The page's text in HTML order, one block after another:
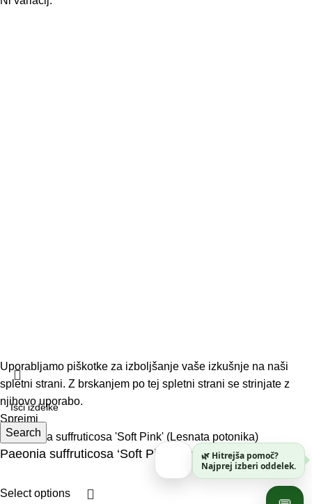
Search
Uporabljamo piškotke za izboljšanje vaše izkušnje na naši
spletni strani. Z brskanjem po tej spletni strani se strinjate z
njihovo uporabo.
Sprejmi
Paeonia suffruticosa ‘Soft Pink’ (Lesnata potonika)
Select options
🌿 Hitrejša pomoč?
Najprej izberi oddelek.